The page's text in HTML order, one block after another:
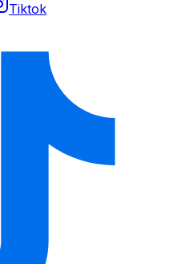
Tiktok